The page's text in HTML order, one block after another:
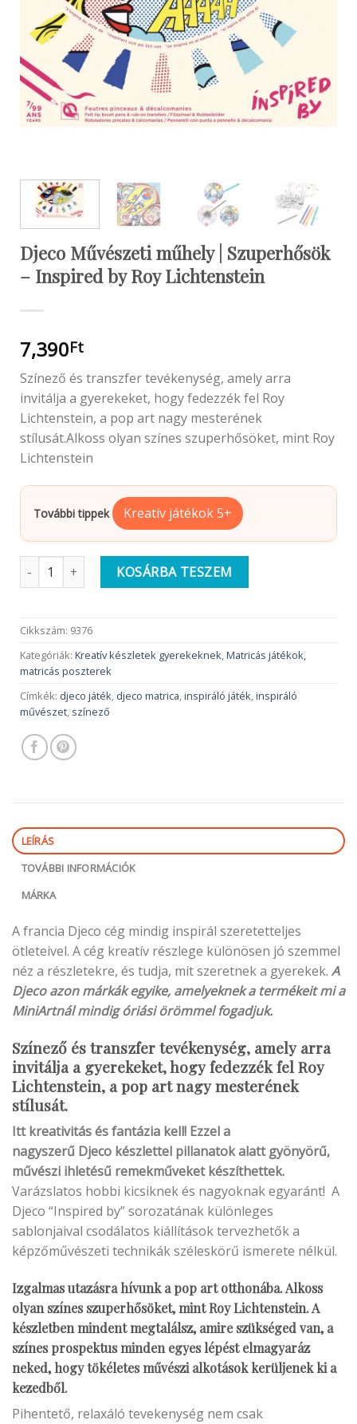
Djeco Művészeti műhely | Szuperhősök
– Inspired by Roy Lichtenstein
7,390Ft
Színező és transzfer tevékenység, amely arra
invitálja a gyerekeket, hogy fedezzék fel Roy
Lichtenstein, a pop art nagy mesterének
stílusát.Alkoss olyan színes szuperhősöket, mint Roy
Lichtenstein
További tippek Kreatív játékok 5+
Djeco Művészeti műhely | Szuperhősök - Inspired by Roy
KOSÁRBA TESZEM
Cikkszám: 9376
Kategóriák: Kreatív készletek gyerekeknek,Matricás játékok,
matricás poszterek
Címkék: djeco játék, djeco matrica,inspiráló játék,inspiráló
művészet, színező
LEÍRÁS
TOVÁBBI INFORMÁCIÓK
MÁRKA
A francia Djeco cég mindig inspirál szeretetteljes
ötleteivel. A cég kreatív részlege különösen jó szemmel
néz a részletekre, és tudja, mit szeretnek a gyerekek. A
Djeco azon márkák egyike, amelyeknek a termékeit mi a
MiniArtnál mindig óriási örömmel fogadjuk.
Színező és transzfer tevékenység, amely arra
invitálja a gyerekeket, hogy fedezzék fel Roy
Lichtenstein, a pop art nagy mesterének
stílusát.
Itt kreativitás és fantázia kell! Ezzel a
nagyszerű Djeco készlettel pillanatok alatt gyönyörű,
művészi ihletésű remekműveket készíthettek.
Varázslatos hobbi kicsiknek és nagyoknak egyaránt! A
Djeco “Inspired by” sorozatának különleges
sablonjaival csodálatos kiállítások tervezhetők a
képzőművészeti technikák széleskörű ismerete nélkül.
Izgalmas utazásra hívunk a pop art otthonába. Alkoss
olyan színes szuperhősöket, mint Roy Lichtenstein. A
készletben mindent megtalálsz, amire szükséged van, a
színes prospektus minden egyes lépést elmagyaráz
neked, hogy tökéletes művészi alkotások kerüljenek ki a
kezedből.
Pihentető, relaxáló tevekenység nem csak